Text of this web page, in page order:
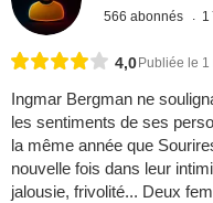
566 abonnés 1
4,0Publiée le
Ingmar Bergman ne
les sentiments de ses
la même année que
nouvelle fois dans leur
jalousie, frivolité... Deux